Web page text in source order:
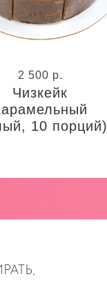
2 500 р.
Чизкейк
10 порций)